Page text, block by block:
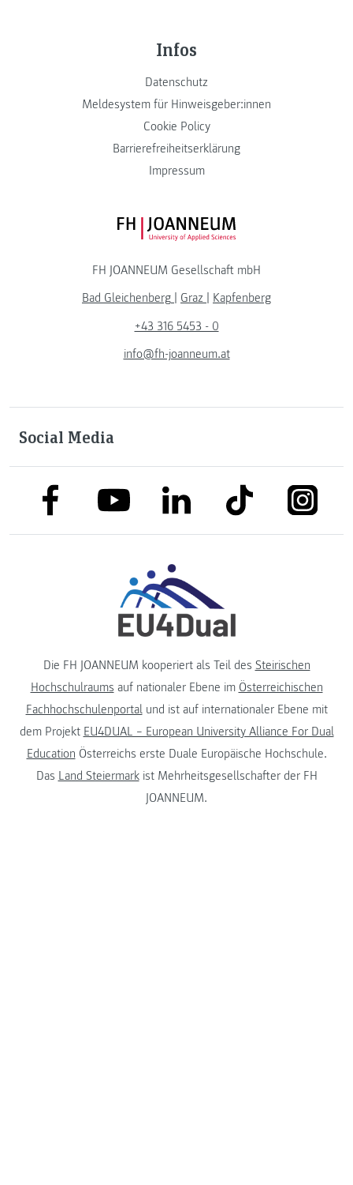
Infos
Datenschutz
Meldesystem für Hinweisgeber:innen
Cookie Policy
Barrierefreiheitserklärung
Impressum
FH JOANNEUM Logo
FH JOANNEUM Gesellschaft mbH
Bad Gleichenberg
Graz
Kapfenberg
+43 316 5453 - 0
info@fh-joanneum.at
Social Media
link to facebooklink to youtubelink to linkedinlink to tiktok
Die FH JOANNEUM kooperiert als Teil des Steirischen
Hochschulraums auf nationaler Ebene im Österreichischen
Fachhochschulenportalund ist auf internationaler Ebene mit
dem Projekt EU4DUAL – European University Alliance For Dual
Education Österreichs erste Duale Europäische Hochschule.
Das Land Steiermarkist Mehrheitsgesellschafter der FH
JOANNEUM.